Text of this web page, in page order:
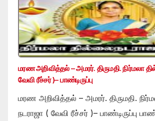
மரண அறிவித்தல் – அமரர். திருமதி. நிர்மலா
வேவி ரீச்சர் )– பாண்டிருப்பு
மரண அறிவித்தல் – அமரர். திருமதி.
நடராஜா ( வேவி ரீச்சர் )– பாண்டிருப்பு